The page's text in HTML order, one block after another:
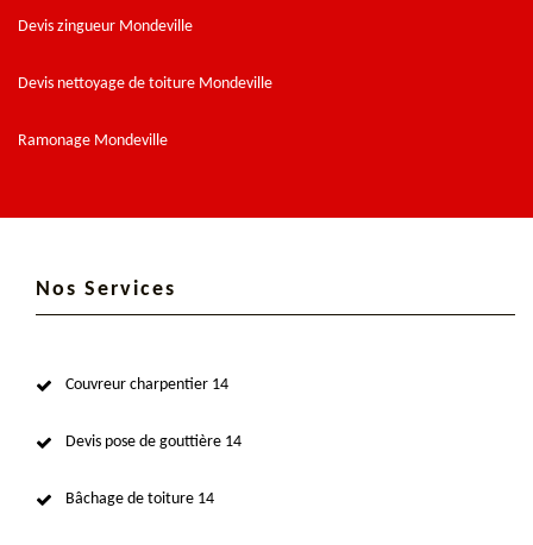
Devis zingueur Mondeville
Devis nettoyage de toiture Mondeville
Ramonage Mondeville
Nos Services
Couvreur charpentier 14
Devis pose de gouttière 14
Bâchage de toiture 14